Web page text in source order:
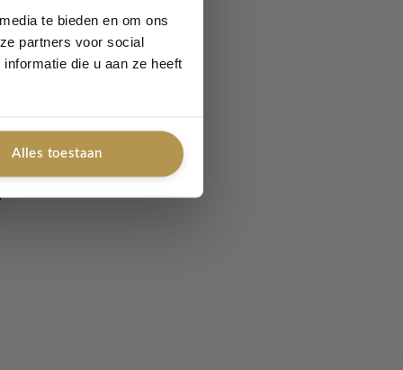
te bieden en om ons
partners voor social
die u aan ze heeft
Alles toestaan
stijl. Perfect voor
is